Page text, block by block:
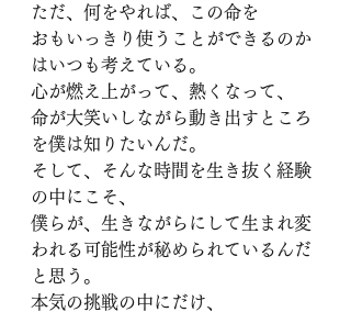
ただ、何をやれば、この命を
おもいっきり使うことができるのか
はいつも考えている。
心が燃え上がって、熱くなって、
命が大笑いしながら動き出すところ
を僕は知りたいんだ。
そして、そんな時間を生き抜く経験
の中にこそ、
僕らが、生きながらにして生まれ変
われる可能性が秘められているんだ
と思う。
本気の挑戦の中にだけ、